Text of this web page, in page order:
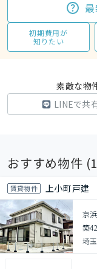
初期費用が
知りたい
素敵な物
LINEで共
おすすめ物件 (
賃貸物件 上小町戸建
京
築
埼